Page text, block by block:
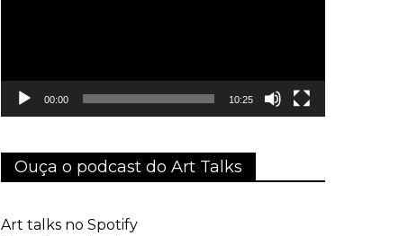
00:00 10:25
Ouça o podcast do Art Talks
Art talks no Spotify